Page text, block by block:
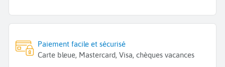
Paiement facile et sécurisé
Carte bleue, Mastercard, Visa, chèques vacances